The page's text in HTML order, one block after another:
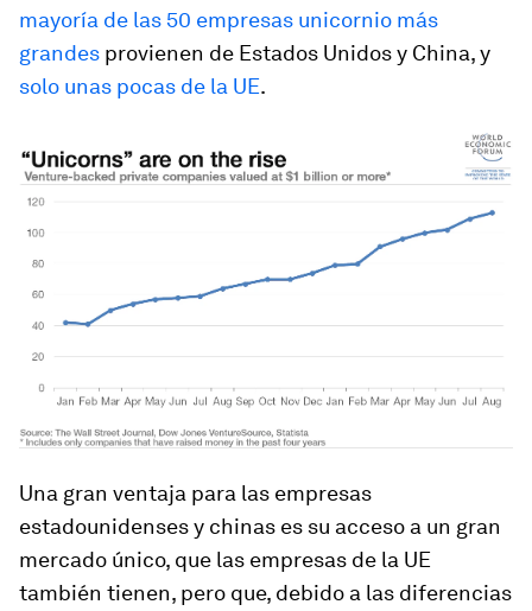
mayoría de las 50 empresas unicornio más
grandes provienen de Estados Unidos y China, y
solo unas pocas de la UE.
Una gran ventaja para las empresas
estadounidenses y chinas es su acceso a un gran
mercado único, que las empresas de la UE
también tienen, pero que, debido a las diferencias